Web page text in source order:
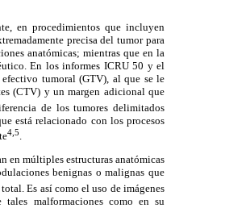
en procedimientos que incluyen
precisa del tumor para
anatómicas; mientras que en la
En los informes ICRU 50 y el
tumoral (GTV), al que se le
(CTV) y un margen adicional que
de los tumores delimitados
está relacionado con los procesos
4,5.
en múltiples estructuras anatómicas
benignas o malignas que
Es así como el uso de imágenes
malformaciones como en su